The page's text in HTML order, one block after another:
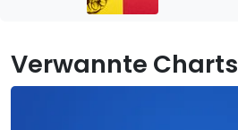
Verwannte Charts